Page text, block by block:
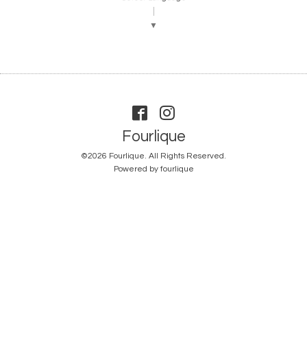
▼
Fourlique
©2026 Fourlique. All Rights Reserved.
Powered by fourlique